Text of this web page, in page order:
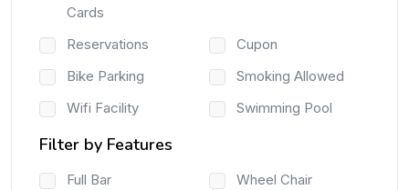
Cards
Reservations
Cupon
Bike Parking
Smoking Allowed
Wifi Facility
Swimming Pool
Filter by Features
Full Bar
Wheel Chair